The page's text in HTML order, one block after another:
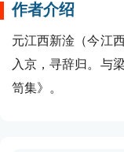
作者介绍
元江西新淦（今江
入京，寻辞归。与
笥集》。